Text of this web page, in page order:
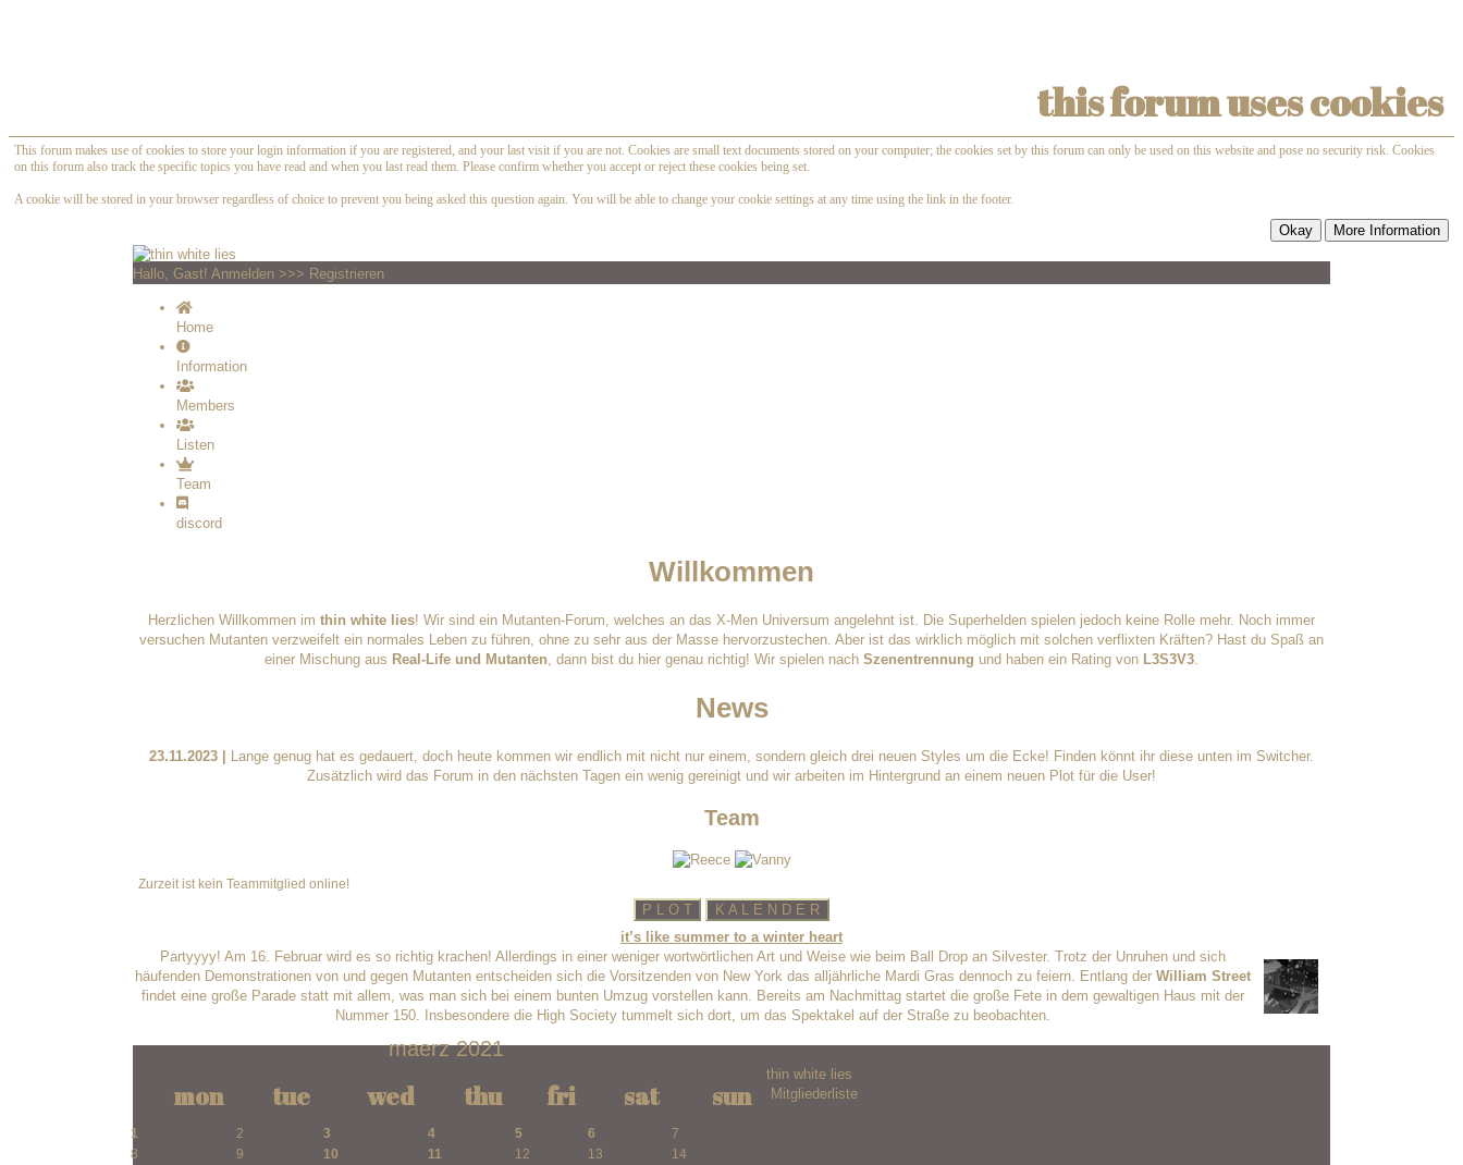
this forum uses cookies
This forum makes use of cookies to store your login information if you are registered, and your last visit if you are not. Cookies are small text documents stored on your computer; the cookies set by this forum can only be used on this website and pose no security risk. Cookies
on this forum also track the specific topics you have read and when you last read them. Please confirm whether you accept or reject these cookies being set.
A cookie will be stored in your browser regardless of choice to prevent you being asked this question again. You will be able to change your cookie settings at any time using the link in the footer.
Hallo, Gast! Anmelden >>> Registrieren
Home
Information
Members
Listen
Team
discord
Willkommen
Herzlichen Willkommen im thin white lies! Wir sind ein Mutanten-Forum, welches an das X-Men Universum angelehnt ist. Die Superhelden spielen jedoch keine Rolle mehr. Noch immer
versuchen Mutanten verzweifelt ein normales Leben zu führen, ohne zu sehr aus der Masse hervorzustechen. Aber ist das wirklich möglich mit solchen verflixten Kräften? Hast du Spaß an
einer Mischung aus Real-Life und Mutanten , dann bist du hier genau richtig! Wir spielen nach Szenentrennung und haben ein Rating von L3S3V3
News
23.11.2023 | Lange genug hat es gedauert, doch heute kommen wir endlich mit nicht nur einem, sondern gleich drei neuen Styles um die Ecke! Finden könnt ihr diese unten im Switcher.
Zusätzlich wird das Forum in den nächsten Tagen ein wenig gereinigt und wir arbeiten im Hintergrund an einem neuen Plot für die User!
Team
Zurzeit ist kein Teammitglied online!
P L O T
K A L E N D E R
it’s like summer to a winter heart
Partyyyy! Am 16. Februar wird es so richtig krachen! Allerdings in einer weniger wortwörtlichen Art und Weise wie beim Ball Drop an Silvester. Trotz der Unruhen und sich
häufenden Demonstrationen von und gegen Mutanten entscheiden sich die Vorsitzenden von New York das alljährliche Mardi Gras dennoch zu feiern. Entlang der William Street
findet eine große Parade statt mit allem, was man sich bei einem bunten Umzug vorstellen kann. Bereits am Nachmittag startet die große Fete in dem gewaltigen Haus mit der
Nummer 150. Insbesondere die High Society tummelt sich dort, um das Spektakel auf der Straße zu beobachten.
maerz 2021
mon tue wed thu fri sat sun
1 2 3 4 5 6
7
8
9 10 11 12 13
14
thin white lies
Mitgliederliste